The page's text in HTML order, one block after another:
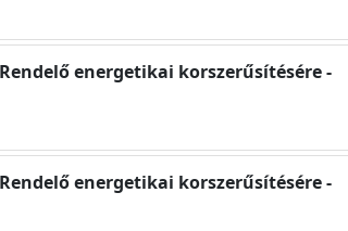
energetikai korszerűsítésére -
energetikai korszerűsítésére -